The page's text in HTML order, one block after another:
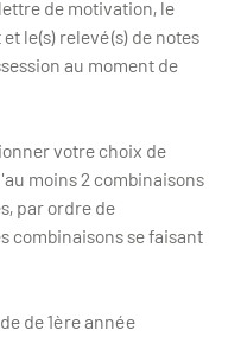
de motivation, le
le(s) relevé(s) de notes
au moment de
votre choix de
moins 2 combinaisons
par ordre de
combinaisons se faisant
de 1ère année